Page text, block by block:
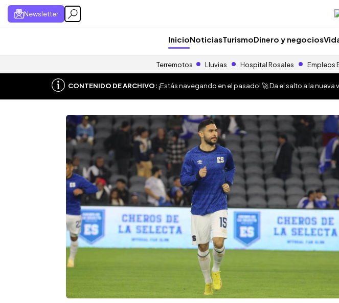
Newsletter
InicioNoticiasTurismoDinero y negocios
Terremotos Lluvias Hospital Rosales Empleos
CONTENIDO DE ARCHIVO:¡Estás navegando en el pasado! 🚀 Da el salto a la nueva